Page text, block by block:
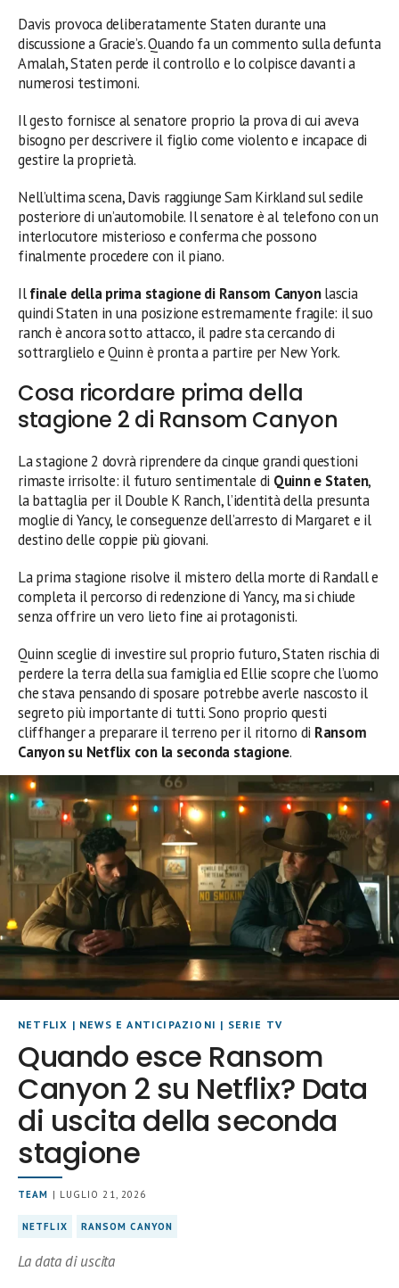
Davis provoca deliberatamente Staten durante una
discussione a Gracie’s. Quando fa un commento sulla defunta
Amalah, Staten perde il controllo e lo colpisce davanti a
numerosi testimoni.
Il gesto fornisce al senatore proprio la prova di cui aveva
bisogno per descrivere il figlio come violento e incapace di
gestire la proprietà.
Nell’ultima scena, Davis raggiunge Sam Kirkland sul sedile
posteriore di un’automobile. Il senatore è al telefono con un
interlocutore misterioso e conferma che possono
finalmente procedere con il piano.
Ilfinale della prima stagione di Ransom Canyonlascia
quindi Staten in una posizione estremamente fragile: il suo
ranch è ancora sotto attacco, il padre sta cercando di
sottrarglielo e Quinn è pronta a partire per New York.
Cosa ricordare prima della
stagione 2 di Ransom Canyon
La stagione 2 dovrà riprendere da cinque grandi questioni
rimaste irrisolte: il futuro sentimentale di Quinn e Staten,
la battaglia per il Double K Ranch, l’identità della presunta
moglie di Yancy, le conseguenze dell’arresto di Margaret e il
destino delle coppie più giovani.
La prima stagione risolve il mistero della morte di Randall e
completa il percorso di redenzione di Yancy, ma si chiude
senza offrire un vero lieto fine ai protagonisti.
Quinn sceglie di investire sul proprio futuro, Staten rischia di
perdere la terra della sua famiglia ed Ellie scopre che l’uomo
che stava pensando di sposare potrebbe averle nascosto il
segreto più importante di tutti. Sono proprio questi
cliffhanger a preparare il terreno per il ritorno di Ransom
Canyon su Netflix con la seconda stagione.
NETFLIX | NEWS E ANTICIPAZIONI | SERIE TV
Quando esce Ransom
Canyon 2 su Netflix? Data
di uscita della seconda
stagione
TEAM | LUGLIO 21, 2026
NETFLIX RANSOM CANYON
La data di uscita